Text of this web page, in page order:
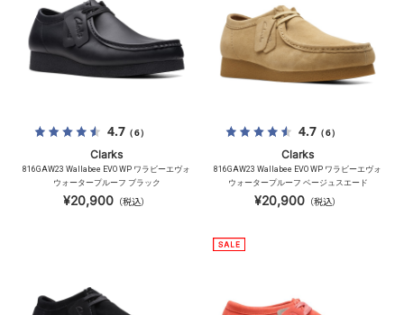
4.7（6）
Clarks
816GAW23 Wallabee EVO WP ワラビーエヴォ
ウォータープルーフ ブラック
¥20,900 （税込）
4.7（6）
Clarks
816GAW23 Wallabee EVO WP ワラビーエヴォ
ウォータープルーフ ベージュスエード
¥20,900 （税込）